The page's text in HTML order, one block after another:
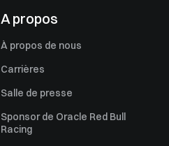
A propos
À propos de nous
Carrières
Salle de presse
Sponsor de Oracle Red Bull
Racing